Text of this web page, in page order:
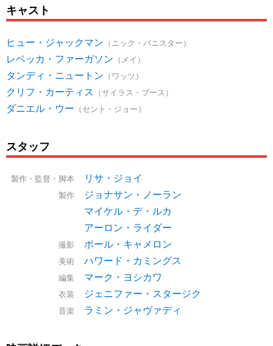
キャスト
ヒュー・ジャックマン （ニック・バニスター）
レベッカ・ファーガソン （メイ）
タンディ・ニュートン （ワッツ）
クリフ・カーティス （サイラス・ブース）
ダニエル・ウー （セント・ジョー）
スタッフ
製作・監督・脚本 リサ・ジョイ
製作
ジョナサン・ノーラン
マイケル・デ・ルカ
アーロン・ライダー
撮影 ポール・キャメロン
美術 ハワード・カミングス
編集 マーク・ヨシカワ
衣装 ジェニファー・スタージク
音楽 ラミン・ジャヴァディ